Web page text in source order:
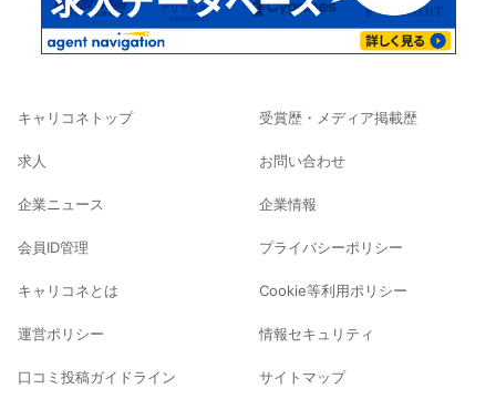
キャリコネトップ
求人
企業ニュース
会員ID管理
キャリコネとは
運営ポリシー
口コミ投稿ガイドライン
受賞歴・メディア掲載歴
お問い合わせ
企業情報
プライバシーポリシー
Cookie等利用ポリシー
情報セキュリティ
サイトマップ